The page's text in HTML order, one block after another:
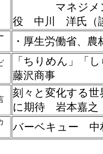
マネジメント
役 中川 洋氏（
・厚生労働省、
「ちりめん」「
藤沢商事
刻々と変化する世
に期待 岩本嘉之
バーベキュー 中